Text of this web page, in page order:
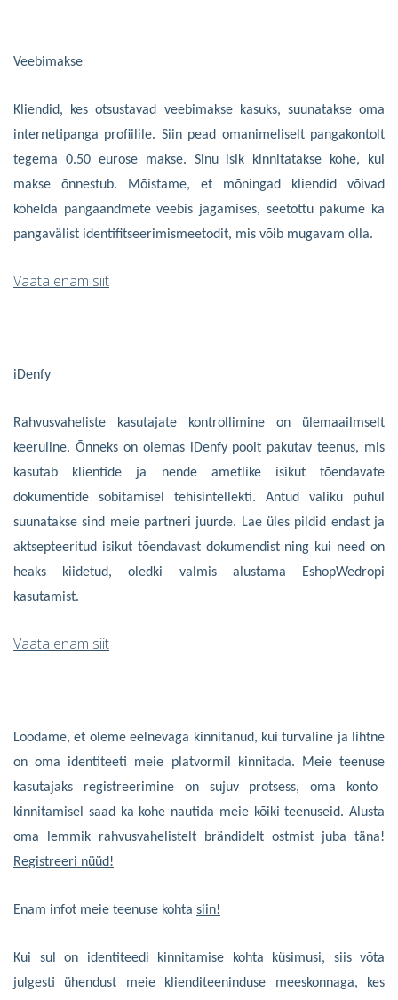
Veebimakse
Kliendid, kes otsustavad veebimakse kasuks, suunatakse oma
internetipanga profiilile. Siin pead omanimeliselt pangakontolt
tegema 0.50 eurose makse. Sinu isik kinnitatakse kohe, kui
makse õnnestub. Mõistame, et mõningad kliendid võivad
kõhelda pangaandmete veebis jagamises, seetõttu pakume ka
pangavälist identifitseerimismeetodit, mis võib mugavam olla.
Vaata enam siit
iDenfy
Rahvusvaheliste kasutajate kontrollimine on ülemaailmselt
keeruline. Õnneks on olemas iDenfy poolt pakutav teenus, mis
kasutab klientide ja nende ametlike isikut tõendavate
dokumentide sobitamisel tehisintellekti. Antud valiku puhul
suunatakse sind meie partneri juurde. Lae üles pildid endast ja
aktsepteeritud isikut tõendavast dokumendist ning kui need on
heaks kiidetud, oledki valmis alustama EshopWedropi
kasutamist.
Vaata enam siit
Loodame, et oleme eelnevaga kinnitanud, kui turvaline ja lihtne
onoma identiteeti meie platvormil kinnitada. Meie teenuse
kasutajaks registreerimine on sujuv protsess, oma konto
kinnitamisel saad ka kohe nautida meie kõiki teenuseid. Alusta
oma lemmik rahvusvaheliste lt brändide lt ostmist juba täna!
Registreeri nüüd!
Enam infot meie teenuse kohta siin!
Kui sul on identiteedi kinnitamise kohta küsimusi, siis võta
julgesti ühendust meie klienditeeninduse meeskonnaga, kes